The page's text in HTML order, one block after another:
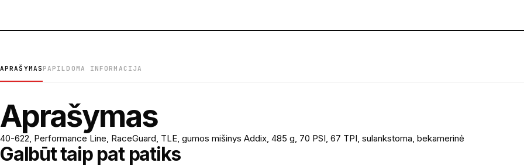
APRAŠYMAS PAPILDOMA INFORMACIJA
Aprašymas
40-622, Performance Line, RaceGuard, TLE, gumos mišinys Addix, 485 g, 70 PSI, 67 TPI, sulankstoma, bekamerinė
Galbūt taip pat patiks